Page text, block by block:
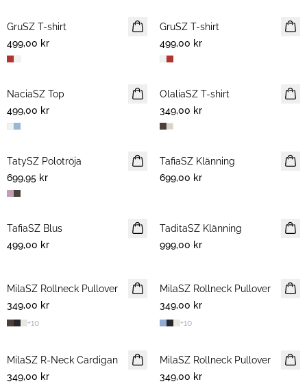
NYHET
GruSZ T-shirt
499,00 kr
NYHET
GruSZ T-shirt
499,00 kr
NYHET
NaciaSZ Top
499,00 kr
NYHET
OlaliaSZ T-shirt
349,00 kr
NYHET
TatySZ Polotröja
699,95 kr
NYHET
TafiaSZ Klänning
699,00 kr
NYHET
TafiaSZ Blus
499,00 kr
NYHET
TaditaSZ Klänning
999,00 kr
NYHET
MilaSZ Rollneck Pullover
349,00 kr
+10
NYHET
MilaSZ Rollneck Pullover
349,00 kr
+10
NYHET
MilaSZ R-Neck Cardigan
349,00 kr
NYHET
MilaSZ Rollneck Pullover
349,00 kr